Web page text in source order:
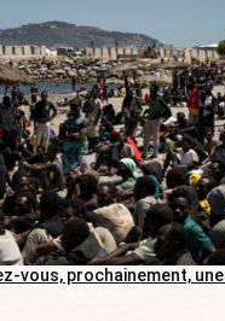
vous, prochainement,